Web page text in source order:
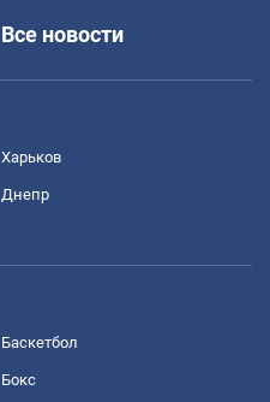
Все новости
Харьков
Днепр
Баскетбол
Бокс